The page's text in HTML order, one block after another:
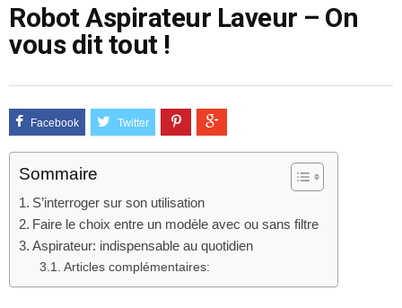
Robot Aspirateur Laveur – On
vous dit tout !
Sommaire
S’interroger sur son utilisation
Faire le choix entre un modèle avec ou sans filtre
Aspirateur: indispensable au quotidien
Articles complémentaires: